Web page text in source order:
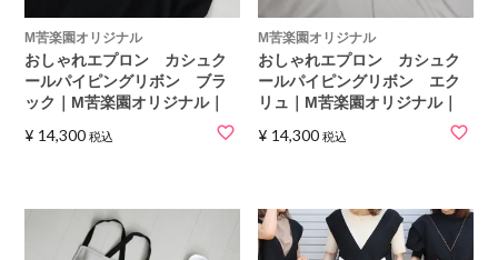
M苦楽園オリジナル
おしゃれエプロン カシュク
ールパイピングリボン ブラ
ック｜M苦楽園オリジナル｜
¥ 14,300 税込
M苦楽園オリジナル
おしゃれエプロン カシュク
ールパイピングリボン エク
リュ｜M苦楽園オリジナル｜
¥ 14,300 税込